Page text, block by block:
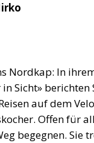
Nordkap: In
in Sicht» berichten
auf dem
Offen für
begegnen. Sie